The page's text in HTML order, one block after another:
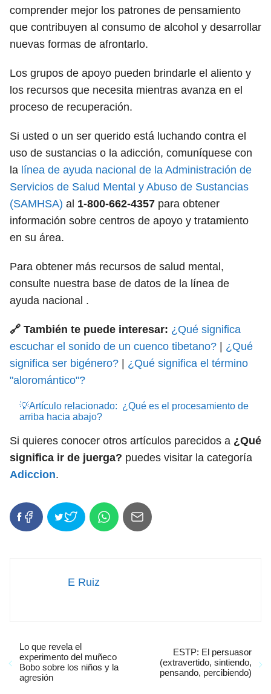
comprender mejor los patrones de pensamiento
que contribuyen al consumo de alcohol y desarrollar
nuevas formas de afrontarlo.
Los grupos de apoyo pueden brindarle el aliento y
los recursos que necesita mientras avanza en el
proceso de recuperación.
Si usted o un ser querido está luchando contra el
uso de sustancias o la adicción, comuníquese con
la línea de ayuda nacional de la Administración de
Servicios de Salud Mental y Abuso de Sustancias
(SAMHSA) al 1-800-662-4357 para obtener
información sobre centros de apoyo y tratamiento
en su área.
Para obtener más recursos de salud mental,
consulte nuestra base de datos de la línea de
ayuda nacional .
🔗 También te puede interesar: ¿Qué significa
escuchar el sonido de un cuenco tibetano?
¿Qué
significa ser bigénero?
¿Qué significa el término
"aloromántico"?
💡Artículo relacionado: ¿Qué es el procesamiento de
arriba hacia abajo?
Si quieres conocer otros artículos parecidos a ¿Qué
significa ir de juerga? puedes visitar la categoría
Adiccion.
E Ruiz
Lo que revela el
experimento del muñeco
Bobo sobre los niños y la
agresión
ESTP: El persuasor
(extravertido, sintiendo,
pensando, percibiendo)